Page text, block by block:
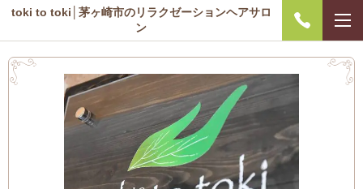
toki to toki│茅ヶ崎市のリラクゼーションヘアサロ
ン